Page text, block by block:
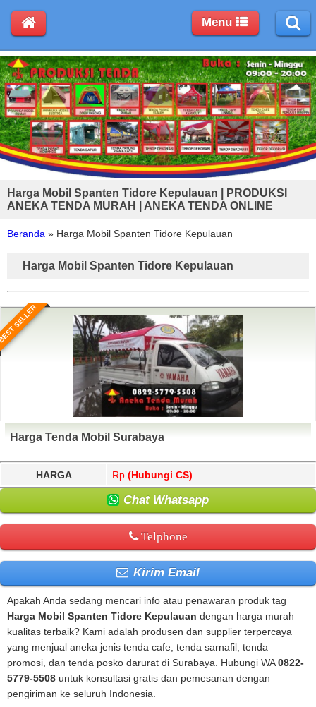
Harga Mobil Spanten Tidore Kepulauan | PRODUKSI
ANEKA TENDA MURAH | ANEKA TENDA ONLINE
Beranda » Harga Mobil Spanten Tidore Kepulauan
Harga Mobil Spanten Tidore Kepulauan
SELLER
Harga Tenda Mobil Surabaya
HARGA Rp. (Hubungi CS)
Chat Whatsapp
Telphone
Kirim Email
Apakah Anda sedang mencari info atau penawaran produk tag
Harga Mobil Spanten Tidore Kepulauan dengan harga murah
kualitas terbaik? Kami adalah produsen dan supplier terpercaya
yang menjual aneka jenis tenda cafe, tenda sarnafil, tenda
promosi, dan tenda posko darurat di Surabaya. Hubungi WA0822-
5779-5508 untuk konsultasi gratis dan pemesanan dengan
pengiriman ke seluruh Indonesia.
Menu